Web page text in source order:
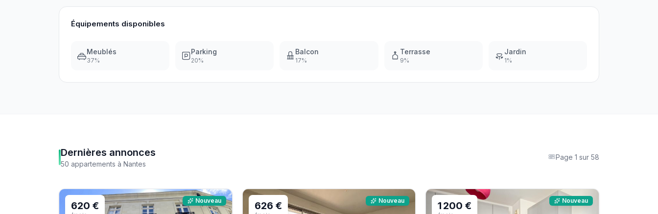
Équipements disponibles
Meublés
37%
Parking
20%
Balcon
17%
Terrasse
9%
Jardin
1%
Dernières annonces
50 appartements à Nantes
Page 1 sur 58
620 € Nouveau 626 € Nouveau 1 200 € Nouveau